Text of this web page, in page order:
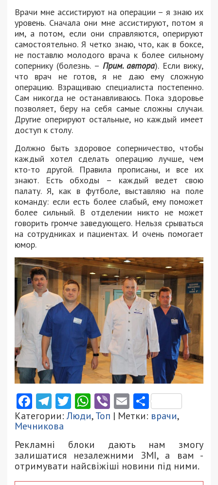
Врачи мне ассистируют на операции – я знаю их
уровень. Сначала они мне ассистируют, потом я
им, а потом, если они справляются, оперируют
самостоятельно. Я четко знаю, что, как в боксе,
не поставлю молодого врача к более сильному
сопернику (болезнь. – Прим. автора). Если вижу,
что врач не готов, я не даю ему сложную
операцию. Взращиваю специалиста постепенно.
Сам никогда не останавливаюсь. Пока здоровье
позволяет, беру на себя самые сложны случаи.
Другие оперируют остальные, но каждый имеет
доступ к столу.
Должно быть здоровое соперничество, чтобы
каждый хотел сделать операцию лучше, чем
кто-то другой. Правила прописаны, и все их
знают. Есть обходы – каждый ведет свою
палату. Я, как в футболе, выставляю на поле
команду: если есть более слабый, ему поможет
более сильный. В отделении никто не может
говорить громче заведующего. Нельзя срываться
на сотрудниках и пациентах. И очень помогает
юмор.
Facebook
Telegram
Twitter
WhatsApp
ViberEmail
Категории:Люди,Топ | Метки: врачи,
Мечникова
Рекламні блоки дають нам змогу
залишатися незалежними ЗМІ, а вам -
отримувати найсвіжіші новини під ними.